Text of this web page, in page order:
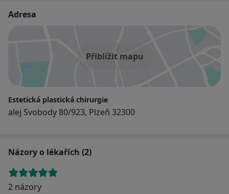
Adresa
Přiblížit mapu
Estetická plastická chirurgie
alej Svobody 80/923, Plzeň 32300
Názory o lékařích (2)
2 názory